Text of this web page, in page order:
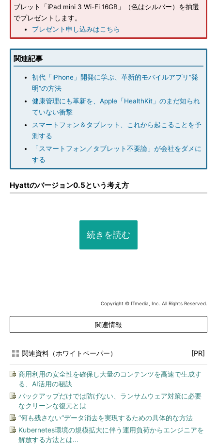
ブレット「iPad mini 3 Wi-Fi 16GB」（色はシルバー）を抽選
でプレゼントします。
プレゼント申し込みはこちら
関連記事
初代「iPhone」開発に学ぶ、革新的モバイルアプリ“発
明”の方法
健康管理にも革新を、Apple「HealthKit」のまだ知られ
ていない衝撃
スマートフォン＆タブレット、これから起こることを予
測する
「スマートフォン／タブレット不要論」が会社をダメに
する
Hyattのバージョン0.5という考え方
続きを読む
Copyright © ITmedia, Inc. All Rights Reserved.
関連情報
関連資料（ホワイトペーパー） [PR]
商用利用の安全性を確保し大量のコンテンツを高速で生成す
る、AI活用の秘訣
バックアップだけでは防げない、ランサムウェア対策に必要
なクリーンな復元とは
“何も残さない”データ消去を実現するための具体的な方法
Kubernetes環境の規模拡大に伴う運用負荷からエンジニアを
解放する方法とは...